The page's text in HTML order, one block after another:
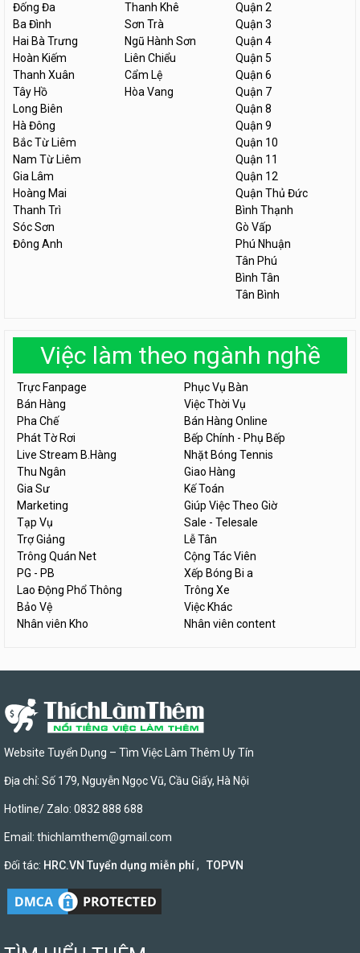
Đống Đa
Ba Đình
Hai Bà Trưng
Hoàn Kiếm
Thanh Xuân
Tây Hồ
Long Biên
Hà Đông
Bắc Từ Liêm
Nam Từ Liêm
Gia Lâm
Hoàng Mai
Thanh Trì
Sóc Sơn
Đông Anh
Thanh Khê
Sơn Trà
Ngũ Hành Sơn
Liên Chiểu
Cẩm Lệ
Hòa Vang
Quận 2
Quận 3
Quận 4
Quận 5
Quận 6
Quận 7
Quận 8
Quận 9
Quận 10
Quận 11
Quận 12
Quận Thủ Đức
Bình Thạnh
Gò Vấp
Phú Nhuận
Tân Phú
Bình Tân
Tân Bình
Việc làm theo ngành nghề
Trực Fanpage
Phục Vụ Bàn
Bán Hàng
Việc Thời Vụ
Pha Chế
Bán Hàng Online
Phát Tờ Rơi
Bếp Chính - Phụ Bếp
Live Stream B.Hàng
Nhặt Bóng Tennis
Thu Ngân
Giao Hàng
Gia Sư
Kế Toán
Marketing
Giúp Việc Theo Giờ
Tạp Vụ
Sale - Telesale
Trợ Giảng
Lễ Tân
Trông Quán Net
Cộng Tác Viên
PG - PB
Xếp Bóng Bi a
Lao Động Phổ Thông
Trông Xe
Bảo Vệ
Việc Khác
Nhân viên Kho
Nhân viên content
Website Tuyển Dụng – Tìm Việc Làm Thêm Uy Tín
Địa chỉ: Số 179, Nguyễn Ngọc Vũ, Cầu Giấy, Hà Nội
Hotline/ Zalo: 0832 888 688
Email: thichlamthem@gmail.com
Đối tác: HRC.VN Tuyển dụng miễn phí, TOPVN